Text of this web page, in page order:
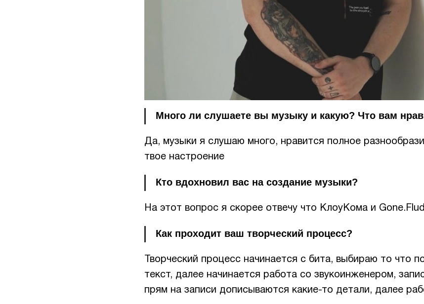
Много ли слушаете вы музыку и какую? Что вам
Да, музыки я слушаю много, нравится полное
твое настроение
Кто вдохновил вас на создание музыки?
На этот вопрос я скорее отвечу что КлоуКома и
Как проходит ваш творческий процесс?
Творческий процесс начинается с бита, выбираю то что
текст, далее начинается работа со звукоинженером,
прям на записи дописываются какие-то детали, далее